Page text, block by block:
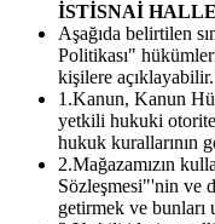
İSTİSNAİ
Aşağıda belirtilen
Politikası"
kişilere
1.Kanun, Kanun
yetkili hukuki otorite
hukuk kurallarının
2.Mağazamızın
Sözleşmesi"'nin ve
getirmek ve bunları